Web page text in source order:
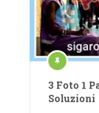
3 Foto 1
Soluzioni